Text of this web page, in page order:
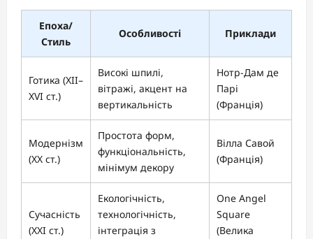
Епоха/
Стиль
Особливості Приклади
Готика (XII–
XVI ст.)
Високі шпилі,
вітражі, акцент на
вертикальність
Нотр-Дам де
Парі
(Франція)
Модернізм
(XX ст.)
Простота форм,
функціональність,
мінімум декору
Вілла Савой
(Франція)
Сучасність
(XXI ст.)
Екологічність,
технологічність,
інтеграція з
One Angel
Square
(Велика